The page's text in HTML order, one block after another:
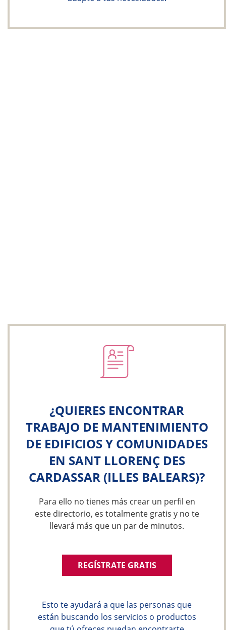
¿QUIERES ENCONTRAR
TRABAJO DE MANTENIMIENTO
DE EDIFICIOS Y COMUNIDADES
EN SANT LLORENÇ DES
CARDASSAR (ILLES BALEARS)?
Para ello no tienes más crear un perfil en
este directorio, es totalmente gratis y no te
llevará más que un par de minutos.
REGÍSTRATE GRATIS
Esto te ayudará a que las personas que
están buscando los servicios o productos